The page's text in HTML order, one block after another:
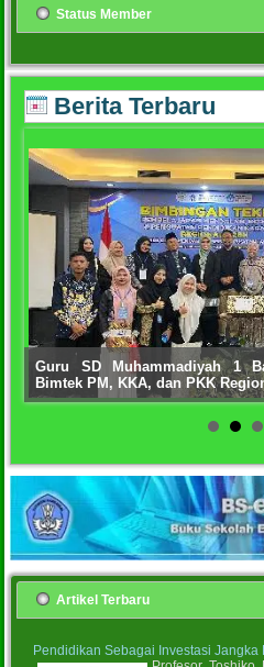
Status Member
Berita Terbaru
Guru SD Muhammadiyah 1
Bimtek PM, KKA, dan PKK
Artikel Terbaru
Pendidikan Sebagai Investasi Jangka